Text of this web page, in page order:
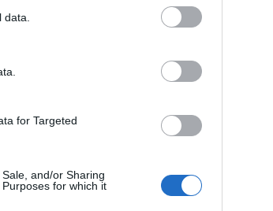
for Targeted
and/or Sharing
for which it
di pericolo